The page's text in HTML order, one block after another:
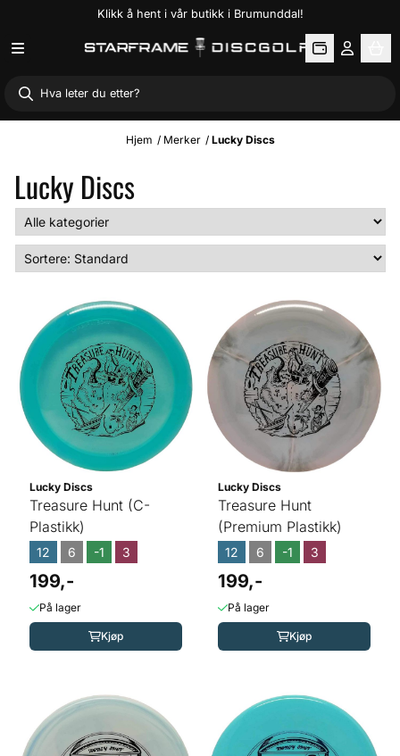
Hopp til innholdKlikk å hent i vår butikk i Brumunddal!
Hjem / Merker / Lucky Discs
Lucky Discs
Lucky Discs
Treasure Hunt (C-
Plastikk)
12 6 -1 3
199,-
På lager
Kjøp
Lucky Discs
Treasure Hunt
(Premium Plastikk)
12 6 -1 3
199,-
På lager
Kjøp